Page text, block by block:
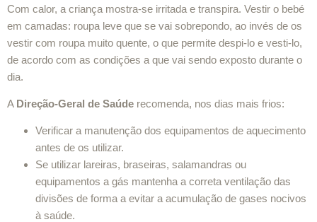
Com calor, a criança mostra-se irritada e transpira. Vestir o bebé
em camadas: roupa leve que se vai sobrepondo, ao invés de os
vestir com roupa muito quente, o que permite despi-lo e vesti-lo,
de acordo com as condições a que vai sendo exposto durante o
dia.
A Direção-Geral de Saúde recomenda, nos dias mais frios:
Verificar a manutenção dos equipamentos de aquecimento
antes de os utilizar.
Se utilizar lareiras, braseiras, salamandras ou
equipamentos a gás mantenha a correta ventilação das
divisões de forma a evitar a acumulação de gases nocivos
à saúde.